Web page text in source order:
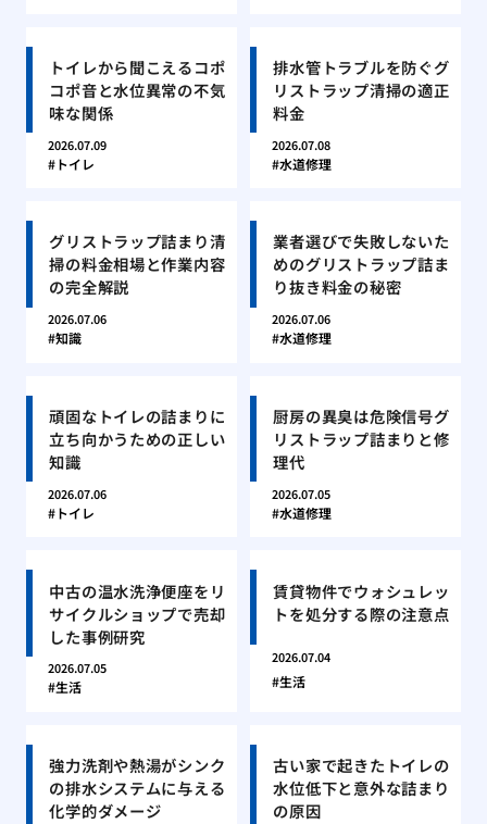
トイレから聞こえるコポ
コポ音と水位異常の不気
味な関係
2026.07.09
トイレ
排水管トラブルを防ぐグ
リストラップ清掃の適正
料金
2026.07.08
水道修理
グリストラップ詰まり清
掃の料金相場と作業内容
の完全解説
2026.07.06
知識
業者選びで失敗しないた
めのグリストラップ詰ま
り抜き料金の秘密
2026.07.06
水道修理
頑固なトイレの詰まりに
立ち向かうための正しい
知識
2026.07.06
トイレ
厨房の異臭は危険信号グ
リストラップ詰まりと修
理代
2026.07.05
水道修理
中古の温水洗浄便座をリ
サイクルショップで売却
した事例研究
2026.07.05
生活
賃貸物件でウォシュレッ
トを処分する際の注意点
2026.07.04
生活
強力洗剤や熱湯がシンク
の排水システムに与える
化学的ダメージ
古い家で起きたトイレの
水位低下と意外な詰まり
の原因